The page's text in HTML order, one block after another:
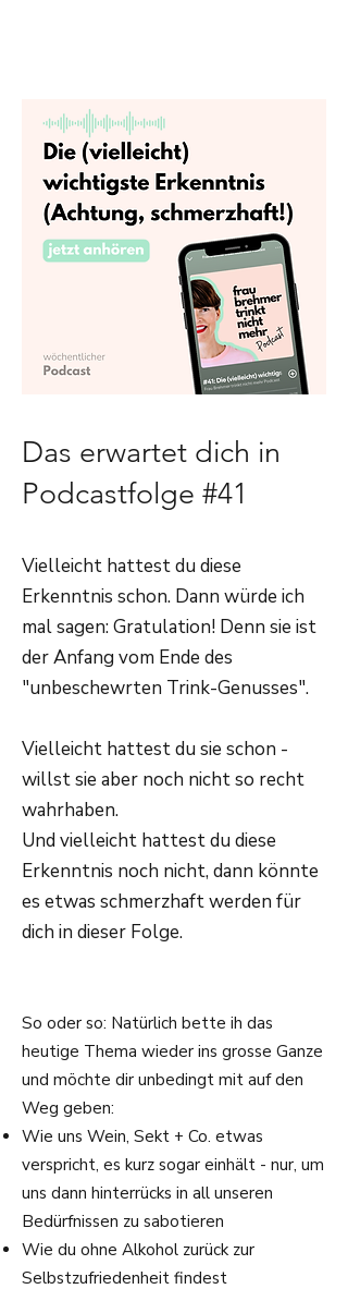
Das erwartet dich in
Podcastfolge #41
Vielleicht hattest du diese
Erkenntnis schon. Dann würde ich
mal sagen: Gratulation! Denn sie ist
der Anfang vom Ende des
"unbeschewrten Trink-Genusses".
Vielleicht hattest du sie schon -
willst sie aber noch nicht so recht
wahrhaben.
Und vielleicht hattest du diese
Erkenntnis noch nicht, dann könnte
es etwas schmerzhaft werden für
dich in dieser Folge.
So oder so: Natürlich bette ih das
heutige Thema wieder ins grosse Ganze
und möchte dir unbedingt mit auf den
Weg geben:
Wie uns Wein, Sekt + Co. etwas
verspricht, es kurz sogar einhält - nur, um
uns dann hinterrücks in all unseren
Bedürfnissen zu sabotieren
Wie du ohne Alkohol zurück zur
Selbstzufriedenheit findest